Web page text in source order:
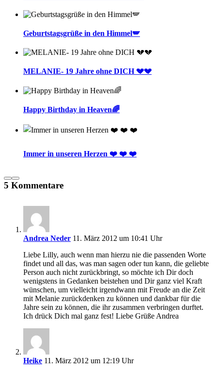
Geburtstagsgrüße in den Himmel🪽
MELANIE- 19 Jahre ohne DICH 💔💔
Happy Birthday in Heaven🌈
Immer in unseren Herzen ❤️ ❤️ ❤️
5 Kommentare
Andrea Neder 11. März 2012 um 10:41 Uhr
Liebe Lilly, auch wenn man hierzu nie die passenden Worte
findet und all das, was man sagen oder tun kann, die geliebte
Person auch nicht zurückbringt, so möchte ich Dir doch
wenigstens in Gedanken beistehen und Dir ganz viel Kraft
wünschen, um vielleicht irgendwann mit Freude an die Zeit
mit Melanie zurückdenken zu können und dankbar für die
Jahre sein zu können, die ihr zusammen verbringen durftet.
Ich drück Dich mal ganz fest! Liebe Grüße Andrea
Heike 11. März 2012 um 12:19 Uhr